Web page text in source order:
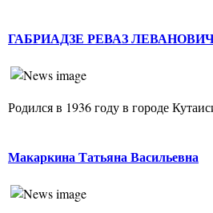
ГАБРИАДЗЕ РЕВАЗ
Родился в 1936 году в городе
Макаркина Татьяна Васильевна